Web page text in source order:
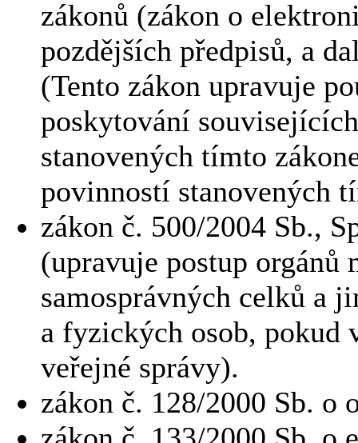
zákonů (zákon o
pozdějších předpisů, a
(Tento zákon upravuje
poskytování
stanovených tímto
povinností stanovených
zákon č. 500/2004 Sb.,
(upravuje postup orgánů
samosprávných celků a
a fyzických osob, pokud
veřejné správy).
zákon č. 128/2000 Sb. o